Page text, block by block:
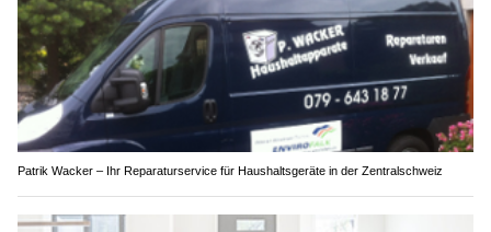
Patrik Wacker – Ihr Reparaturservice für Haushaltsgeräte in der Zentralschweiz